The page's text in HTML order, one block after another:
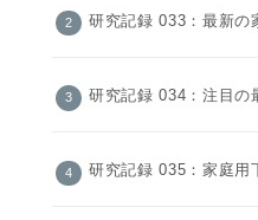
研究記録 033：最新の
研究記録 034：注目の
研究記録 035：家庭用